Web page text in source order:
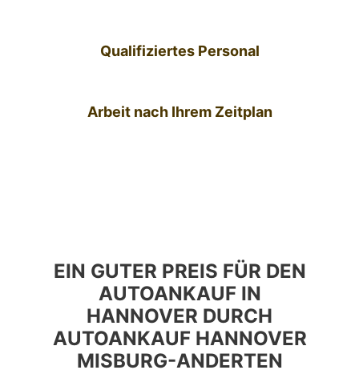
Qualifiziertes Personal
Arbeit nach Ihrem Zeitplan
EIN GUTER PREIS FÜR DEN
AUTOANKAUF IN
HANNOVER DURCH
AUTOANKAUF HANNOVER
MISBURG-ANDERTEN